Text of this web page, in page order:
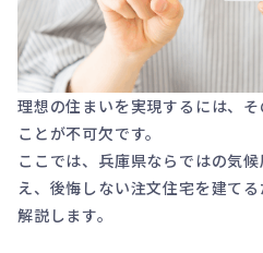
理想の住まいを実現するには、
ことが不可欠です。
ここでは、兵庫県ならではの気
え、後悔しない注文住宅を建て
解説します。